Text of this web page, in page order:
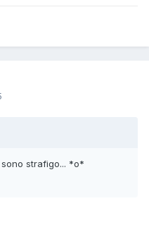
strafigo... *o*